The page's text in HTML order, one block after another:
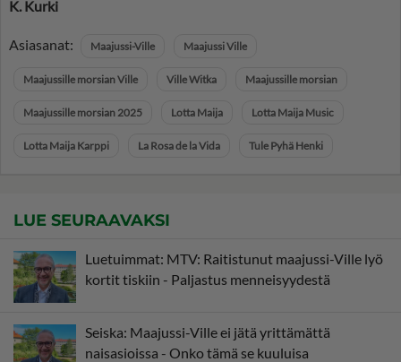
K. Kurki
Asiasanat: Maajussi-Ville Maajussi Ville
Maajussille morsian Ville Ville Witka Maajussille morsian
Maajussille morsian 2025 Lotta Maija Lotta Maija Music
Lotta Maija Karppi La Rosa de la Vida Tule Pyhä Henki
LUE SEURAAVAKSI
Luetuimmat: MTV: Raitistunut maajussi-Ville lyö
kortit tiskiin - Paljastus menneisyydestä
Seiska: Maajussi-Ville ei jätä yrittämättä
naisasioissa - Onko tämä se kuuluisa